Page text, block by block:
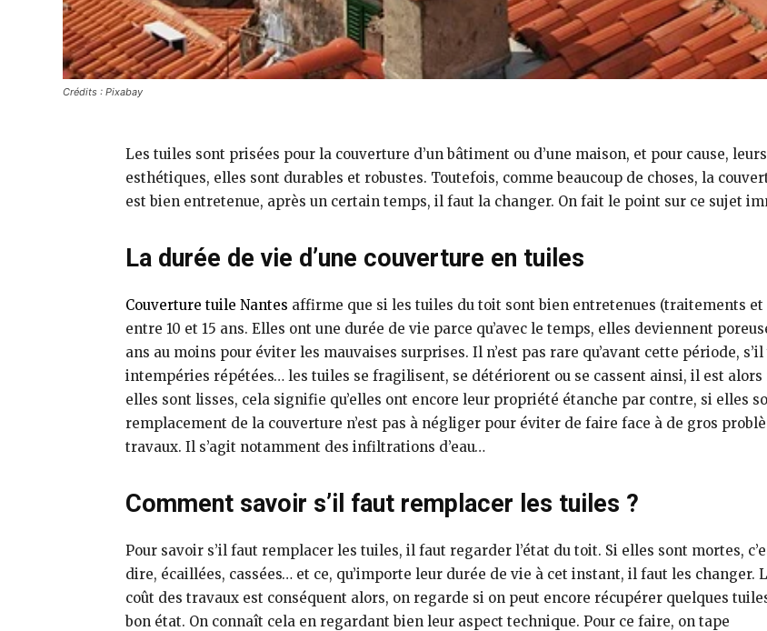
Crédits : Pixabay
Les tuiles sont prisées pour la couverture d’un bâtiment ou d’une maison, et pour cause,
esthétiques, elles sont durables et robustes. Toutefois, comme beaucoup de choses, la
est bien entretenue, après un certain temps, il faut la changer. On fait le point sur ce sujet
La durée de vie d’une couverture en tuiles
Couverture tuile Nantes affirme que si les tuiles du toit sont bien entretenues (traitements
entre 10 et 15 ans. Elles ont une durée de vie parce qu’avec le temps, elles deviennent
ans au moins pour éviter les mauvaises surprises. Il n’est pas rare qu’avant cette période,
intempéries répétées… les tuiles se fragilisent, se détériorent ou se cassent ainsi, il est alors
elles sont lisses, cela signifie qu’elles ont encore leur propriété étanche par contre, si elles
remplacement de la couverture n’est pas à négliger pour éviter de faire face à de gros
travaux. Il s’agit notamment des infiltrations d’eau…
Comment savoir s’il faut remplacer les tuiles ?
Pour savoir s’il faut remplacer les tuiles, il faut regarder l’état du toit. Si elles sont mortes,
dire, écaillées, cassées… et ce, qu’importe leur durée de vie à cet instant, il faut les changer.
coût des travaux est conséquent alors, on regarde si on peut encore récupérer quelques
bon état. On connaît cela en regardant bien leur aspect technique. Pour ce faire, on tape